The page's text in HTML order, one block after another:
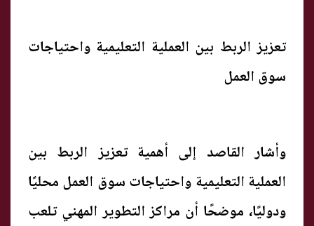
تعزيز الربط بين العملية التعليمية واحتياجات
سوق العمل
وأشار القاصد إلى أهمية تعزيز الربط بين
العملية التعليمية واحتياجات سوق العمل محليًا
ودوليًا، موضحًا أن مراكز التطوير المهني تلعب